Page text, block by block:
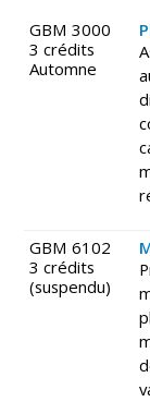
GBM 3000
3 crédits
Automne
GBM 6102
3 crédits
(suspendu)